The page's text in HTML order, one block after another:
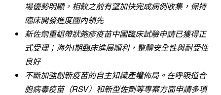
場優勢明顯，相較之前有望加快完成病例收集，保持
臨床開發進度國內領先
新佐劑重組帶狀皰疹疫苗中國臨床試驗申請已獲得正
式受理；海外I期臨床進展順利，整體安全性與耐受性
良好
不斷加強創新疫苗的自主知識產權佈局。在呼吸道合
胞病毒疫苗（RSV）和新型佐劑等專案方面申請多項